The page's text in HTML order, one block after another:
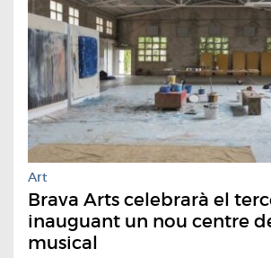
Art
Brava Arts celebrarà el
inauguant un nou centre
musical